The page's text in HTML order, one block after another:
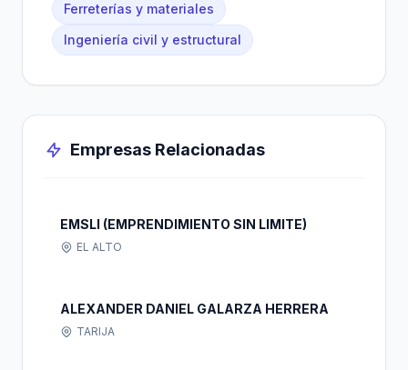
Ferreterías y materiales
Ingeniería civil y estructural
Empresas Relacionadas
EMSLI (EMPRENDIMIENTO SIN LIMITE)
EL ALTO
ALEXANDER DANIEL GALARZA HERRERA
TARIJA